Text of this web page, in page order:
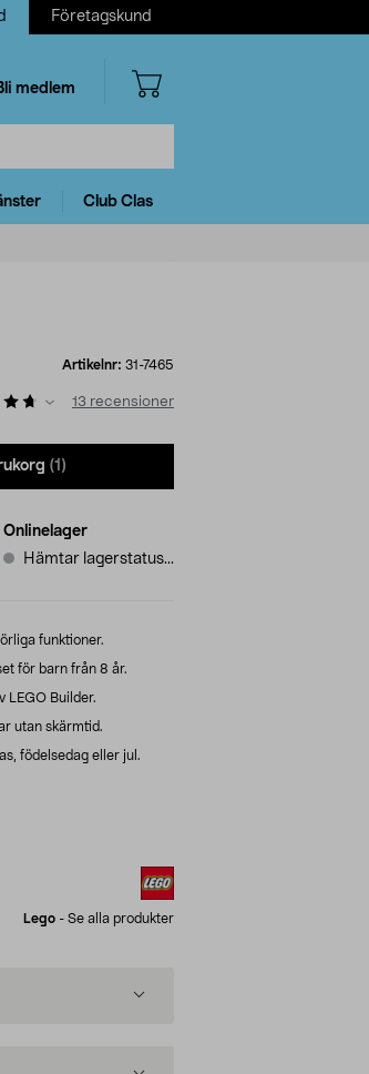
Företagskund
medlem
Club Clas
Artikelnr: 31-7465
13 recensioner
(1)
Onlinelager
Hämtar lagerstatus...
funktioner.
för barn från 8 år.
LEGO Builder.
utan skärmtid.
födelsedag eller jul.
Lego - Se alla produkter